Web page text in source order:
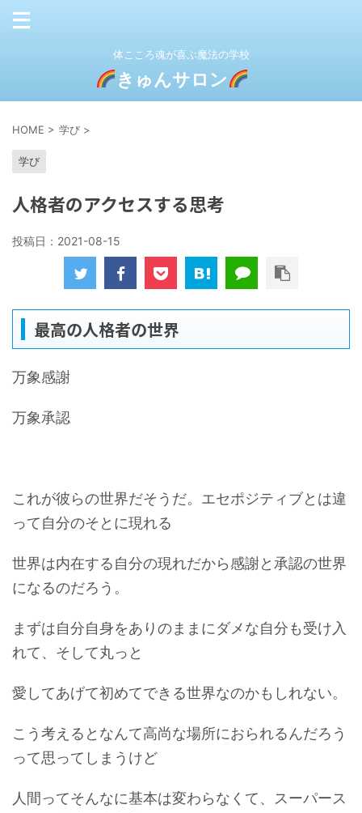
体こころ魂が喜ぶ魔法の学校
きゅんサロン
HOME > 学び >
学び
人格者のアクセスする思考
投稿日： 2021-08-15
最高の人格者の世界
万象感謝
万象承認
これが彼らの世界だそうだ。エセポジティブとは違
って自分のそとに現れる
世界は内在する自分の現れだから感謝と承認の世界
になるのだろう。
まずは自分自身をありのままにダメな自分も受け入
れて、そして丸っと
愛してあげて初めてできる世界なのかもしれない。
こう考えるとなんて高尚な場所におられるんだろう
って思ってしまうけど
人間ってそんなに基本は変わらなくて、スーパース